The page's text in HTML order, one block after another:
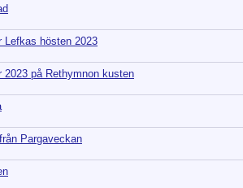
Lefkas hösten 2023
2023 på Rethymnon kusten
Pargaveckan